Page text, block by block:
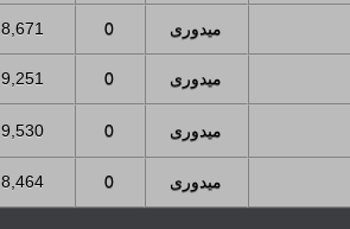
میدوری 0
8,671
میدوری 0
9,251
میدوری 0
9,530
میدوری 0
8,464